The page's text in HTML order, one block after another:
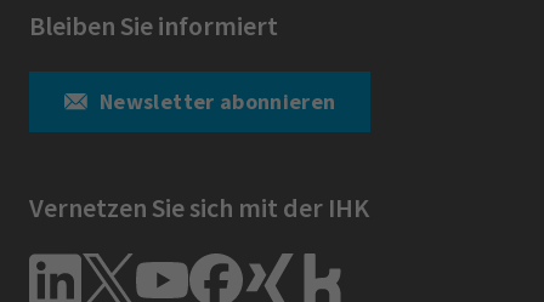
Bleiben Sie informiert
Newsletter abonnieren
Vernetzen Sie sich mit der IHK